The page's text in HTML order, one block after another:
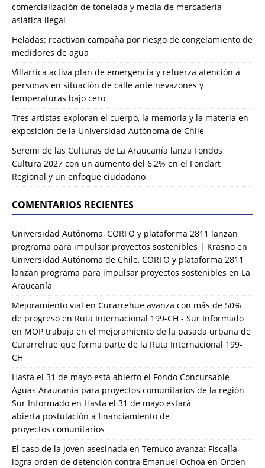
comercialización de tonelada y media de mercadería
asiática ilegal
Heladas: reactivan campaña por riesgo de congelamiento de
medidores de agua
Villarrica activa plan de emergencia y refuerza atención a
personas en situación de calle ante nevazones y
temperaturas bajo cero
Tres artistas exploran el cuerpo, la memoria y la materia en
exposición de la Universidad Autónoma de Chile
Seremi de las Culturas de La Araucanía lanza Fondos
Cultura 2027 con un aumento del 6,2% en el Fondart
Regional y un enfoque ciudadano
COMENTARIOS RECIENTES
Universidad Autónoma, CORFO y plataforma 2811 lanzan
programa para impulsar proyectos sostenibles | Krasno en
Universidad Autónoma de Chile, CORFO y plataforma 2811
lanzan programa para impulsar proyectos sostenibles en La
Araucanía
Mejoramiento vial en Curarrehue avanza con más de 50%
de progreso en Ruta Internacional 199-CH - Sur Informado
en MOP trabaja en el mejoramiento de la pasada urbana de
Curarrehue que forma parte de la Ruta Internacional 199-
CH
Hasta el 31 de mayo está abierto el Fondo Concursable
Aguas Araucanía para proyectos comunitarios de la región -
Sur Informado en Hasta el 31 de mayo estará
abierta postulación a financiamiento de
proyectos comunitarios
El caso de la joven asesinada en Temuco avanza: Fiscalía
logra orden de detención contra Emanuel Ochoa en Orden